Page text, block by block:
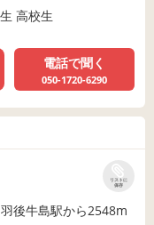
高校生
電話で聞く
050-1720-6290
リストに
保存
後牛島駅から2548m